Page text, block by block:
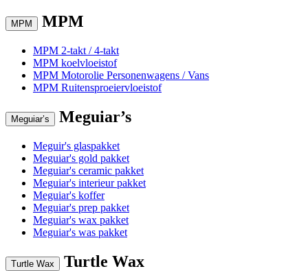
MPM MPM
MPM 2-takt / 4-takt
MPM koelvloeistof
MPM Motorolie Personenwagens / Vans
MPM Ruitensproeiervloeistof
Meguiar’s Meguiar’s
Meguir's glaspakket
Meguiar's gold pakket
Meguiar's ceramic pakket
Meguiar's interieur pakket
Meguiar's koffer
Meguiar's prep pakket
Meguiar's wax pakket
Meguiar's was pakket
Turtle Wax Turtle Wax